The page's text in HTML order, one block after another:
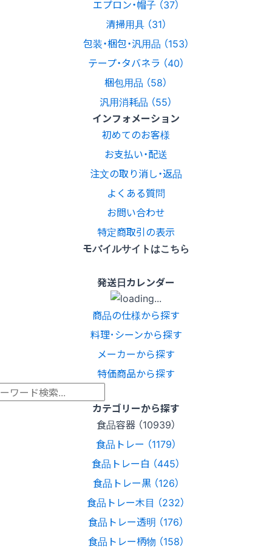
エプロン・帽子 （37）
清掃用具 （31）
包装・梱包・汎用品 （153）
テープ・タバネラ （40）
梱包用品 （58）
汎用消耗品 （55）
インフォメーション
初めてのお客様
お支払い・配送
注文の取り消し・返品
よくある質問
お問い合わせ
特定商取引の表示
モバイルサイトはこちら
発送日カレンダー
商品の仕様から探す
料理･シーンから探す
メーカーから探す
特価商品から探す
カテゴリーから探す
食品容器 （10939）
食品トレー （1179）
食品トレー白 （445）
食品トレー黒 （126）
食品トレー木目 （232）
食品トレー透明 （176）
食品トレー柄物 （158）